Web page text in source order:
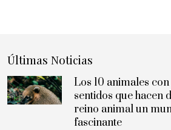
Últimas Noticias
Los 10 animales con
sentidos que hacen
reino animal un
fascinante